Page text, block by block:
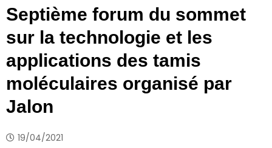
Septième forum du sommet
sur la technologie et les
applications des tamis
moléculaires organisé par
Jalon
19/04/2021